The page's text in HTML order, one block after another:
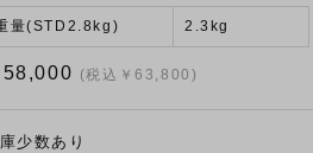
量(STD2.8kg) 2.3kg
58,000 (税込￥63,800)
少数あり